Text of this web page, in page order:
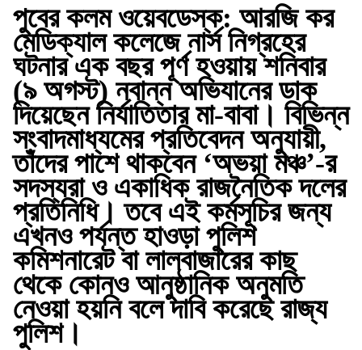
পুবের কলম ওয়েবডেস্ক: আরজি কর
মেডিক্যাল কলেজে নার্স নিগ্রহের
ঘটনার এক বছর পূর্ণ হওয়ায় শনিবার
(৯ অগস্ট) নবান্ন অভিযানের ডাক
দিয়েছেন নির্যাতিতার মা-বাবা। বিভিন্ন
সংবাদমাধ্যমের প্রতিবেদন অনুযায়ী,
তাঁদের পাশে থাকবেন ‘অভয়া মঞ্চ’-র
সদস্যরা ও একাধিক রাজনৈতিক দলের
প্রতিনিধি। তবে এই কর্মসূচির জন্য
এখনও পর্যন্ত হাওড়া পুলিশ
কমিশনারেট বা লালবাজারের কাছ
থেকে কোনও আনুষ্ঠানিক অনুমতি
নেওয়া হয়নি বলে দাবি করেছে রাজ্য
পুলিশ।